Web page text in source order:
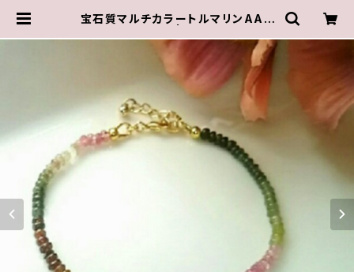
宝石質マルチカラートルマリンAAA
（yukky.）アクセサリーショップ